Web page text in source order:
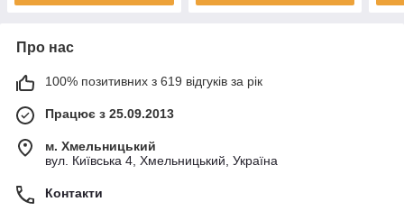
Про нас
100% позитивних з 619 відгуків за рік
Працює з 25.09.2013
м. Хмельницький
вул. Київська 4, Хмельницький, Україна
Контакти